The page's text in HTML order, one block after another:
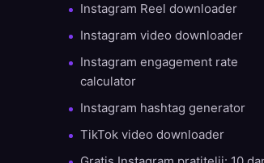
Instagram Reel downloader
Instagram video downloader
Instagram engagement rate
calculator
Instagram hashtag generator
TikTok video downloader